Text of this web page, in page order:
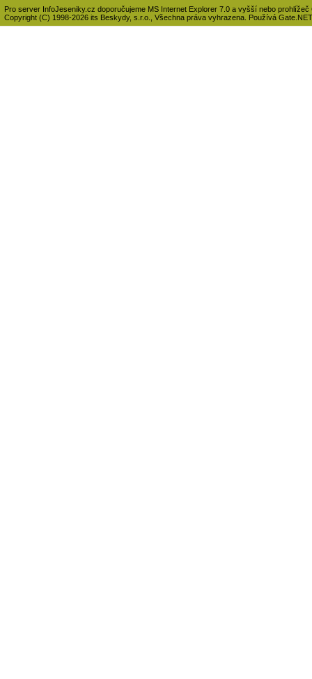
Pro server InfoJeseniky.cz doporučujeme MS Internet Explorer 7.0 a vyšší nebo prohlížeč
Copyright (C) 1998-2026 its Beskydy, s.r.o., Všechna práva vyhrazena. Používá